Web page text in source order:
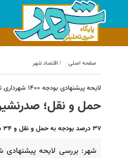
صفحه اصلی اقتصاد شهر
لایحه پیشنهادی بودجه ۱۴۰۰ شهرداری تهران/۳
حمل و نقل؛
۳۷ درصد بودجه به حمل و نقل و ۳۴ درصد به شهر هوشمند اختصاص یافت
شهر: بررسی لایحه پیشنهادی